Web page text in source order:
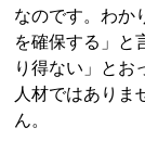
なのです。わか
を確保する」と
り得ない」とお
人材ではありま
ん。